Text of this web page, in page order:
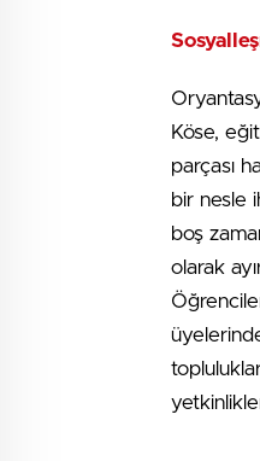
Köse,
parçası
bir nesle
boş
olarak